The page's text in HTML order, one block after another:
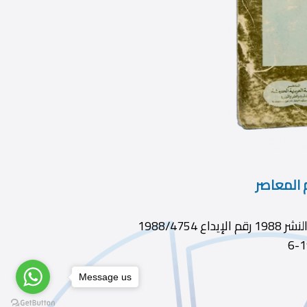
المعاصر
ديوى 211 الطبعة ط1 الناشر المؤسسة العربية الحديثة سنة النشر 1988 رقم الإيداع 1988/4754
Message us